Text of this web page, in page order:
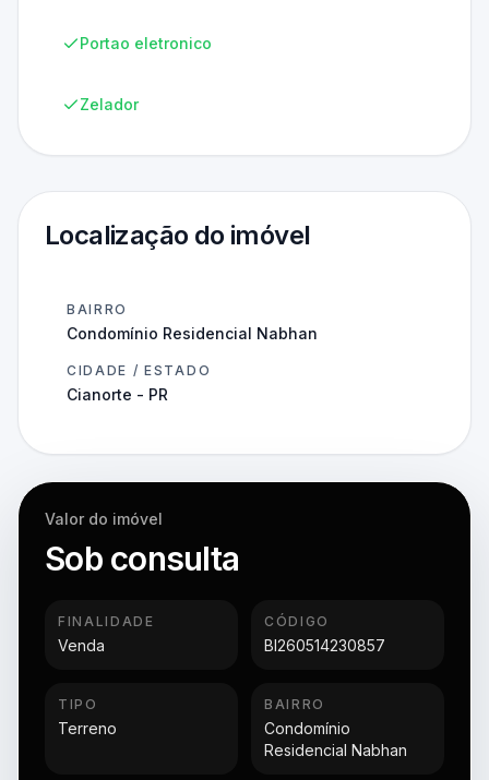
Portao eletronico
Zelador
Localização do imóvel
BAIRRO
Condomínio Residencial Nabhan
CIDADE / ESTADO
Cianorte - PR
Valor do imóvel
Sob consulta
FINALIDADE
Venda
CÓDIGO
BI260514230857
TIPO
Terreno
BAIRRO
Condomínio
Residencial Nabhan